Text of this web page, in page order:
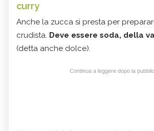
curry
Anche la zucca si presta per
crudista. Deve essere soda, della
(detta anche dolce).
Continua a leggere dopo la